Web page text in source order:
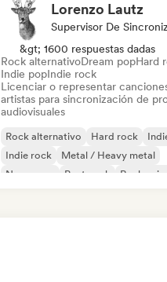
Lorenzo Lautz
Supervisor De
&gt; 1600 respuestas dadas
Rock alternativoDream popHard
Indie popIndie rock
Licenciar o representar
artistas para sincronización de
audiovisuales
Rock alternativo Hard rock
Indie rock
Metal / Heavy metal
New wave
Post punk Rock